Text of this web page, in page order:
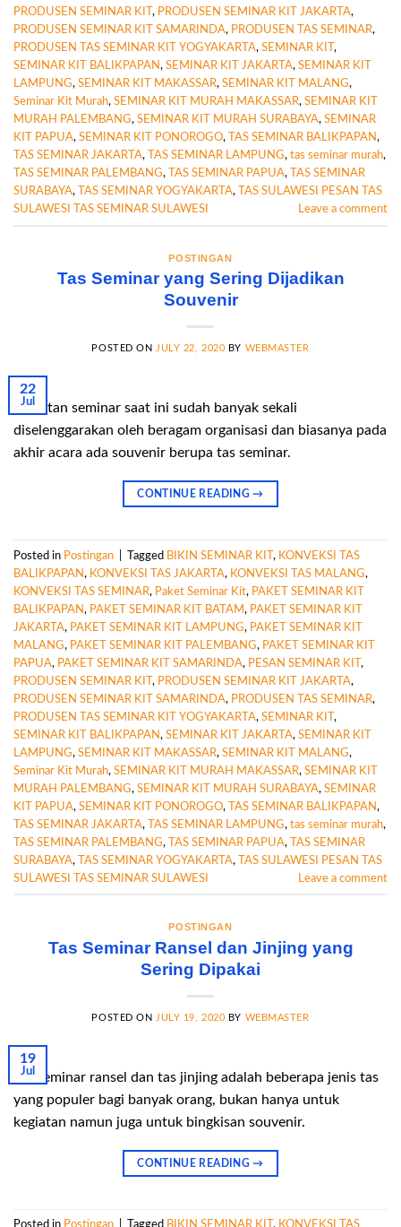
PRODUSEN SEMINAR KIT , PRODUSEN SEMINAR KIT JAKARTA,
PRODUSEN SEMINAR KIT SAMARINDA, PRODUSEN TAS SEMINAR,
PRODUSEN TAS SEMINAR KIT YOGYAKARTA, SEMINAR KIT ,
SEMINAR KIT BALIKPAPAN, SEMINAR KIT JAKARTA, SEMINAR KIT
LAMPUNG, SEMINAR KIT MAKASSAR, SEMINAR KIT MALANG,
Seminar Kit Murah, SEMINAR KIT MURAH MAKASSAR, SEMINAR KIT
MURAH PALEMBANG, SEMINAR KIT MURAH SURABAYA, SEMINAR
KIT PAPUA, SEMINAR KIT PONOROGO, TAS SEMINAR BALIKPAPAN,
TAS SEMINAR JAKARTA, TAS SEMINAR LAMPUNG, tas seminar murah,
TAS SEMINAR PALEMBANG, TAS SEMINAR PAPUA,
TAS SEMINAR
SURABAYA, TAS SEMINAR YOGYAKARTA,
TAS SULAWESI PESAN TAS
SULAWESI TAS SEMINAR SULAWESI
Leave a comment
POSTINGAN
Tas Seminar yang Sering Dijadikan
Souvenir
POSTED ON JULY 22, 2020 BY WEBMASTER
22
Jul
Kegiatan seminar saat ini sudah banyak sekali
diselenggarakan oleh beragam organisasi dan biasanya pada
akhir acara ada souvenir berupa tas seminar.
CONTINUE READING→
Posted in Postingan Tagged BIKIN SEMINAR KIT , KONVEKSI TAS
BALIKPAPAN, KONVEKSI TAS JAKARTA, KONVEKSI TAS MALANG,
KONVEKSI TAS SEMINAR, Paket Seminar Kit, PAKET SEMINAR KIT
BALIKPAPAN, PAKET SEMINAR KIT BATAM, PAKET SEMINAR KIT
JAKARTA, PAKET SEMINAR KIT LAMPUNG, PAKET SEMINAR KIT
MALANG, PAKET SEMINAR KIT PALEMBANG, PAKET SEMINAR KIT
PAPUA, PAKET SEMINAR KIT SAMARINDA, PESAN SEMINAR KIT ,
PRODUSEN SEMINAR KIT , PRODUSEN SEMINAR KIT JAKARTA,
PRODUSEN SEMINAR KIT SAMARINDA, PRODUSEN TAS SEMINAR,
PRODUSEN TAS SEMINAR KIT YOGYAKARTA, SEMINAR KIT ,
SEMINAR KIT BALIKPAPAN, SEMINAR KIT JAKARTA, SEMINAR KIT
LAMPUNG, SEMINAR KIT MAKASSAR, SEMINAR KIT MALANG,
Seminar Kit Murah, SEMINAR KIT MURAH MAKASSAR, SEMINAR KIT
MURAH PALEMBANG, SEMINAR KIT MURAH SURABAYA, SEMINAR
KIT PAPUA, SEMINAR KIT PONOROGO, TAS SEMINAR BALIKPAPAN,
TAS SEMINAR JAKARTA, TAS SEMINAR LAMPUNG, tas seminar murah,
TAS SEMINAR PALEMBANG, TAS SEMINAR PAPUA,
TAS SEMINAR
SURABAYA, TAS SEMINAR YOGYAKARTA,
TAS SULAWESI PESAN TAS
SULAWESI TAS SEMINAR SULAWESI
Leave a comment
POSTINGAN
Tas Seminar Ransel dan Jinjing yang
Sering Dipakai
POSTED ON JULY 19, 2020 BY WEBMASTER
19
Jul
Tas seminar ransel dan tas jinjing adalah beberapa jenis tas
yang populer bagi banyak orang, bukan hanya untuk
kegiatan namun juga untuk bingkisan souvenir.
CONTINUE READING→
Posted in Postingan Tagged BIKIN SEMINAR KIT , KONVEKSI TAS